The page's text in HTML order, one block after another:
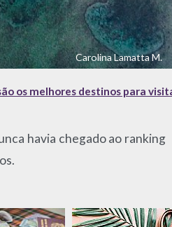
Carolina Lamatta M.
os melhores destinos para
havia chegado ao ranking